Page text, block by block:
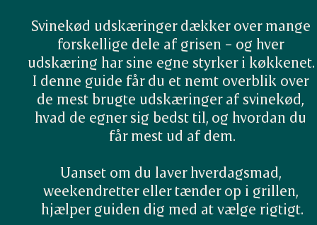
Svinekød udskæringer dækker over mange
forskellige dele af grisen – og hver
udskæring har sine egne styrker i køkkenet.
I denne guide får du et nemt overblik over
de mest brugte udskæringer af svinekød,
hvad de egner sig bedst til, og hvordan du
får mest ud af dem.
Uanset om du laver hverdagsmad,
weekendretter eller tænder op i grillen,
hjælper guiden dig med at vælge rigtigt.